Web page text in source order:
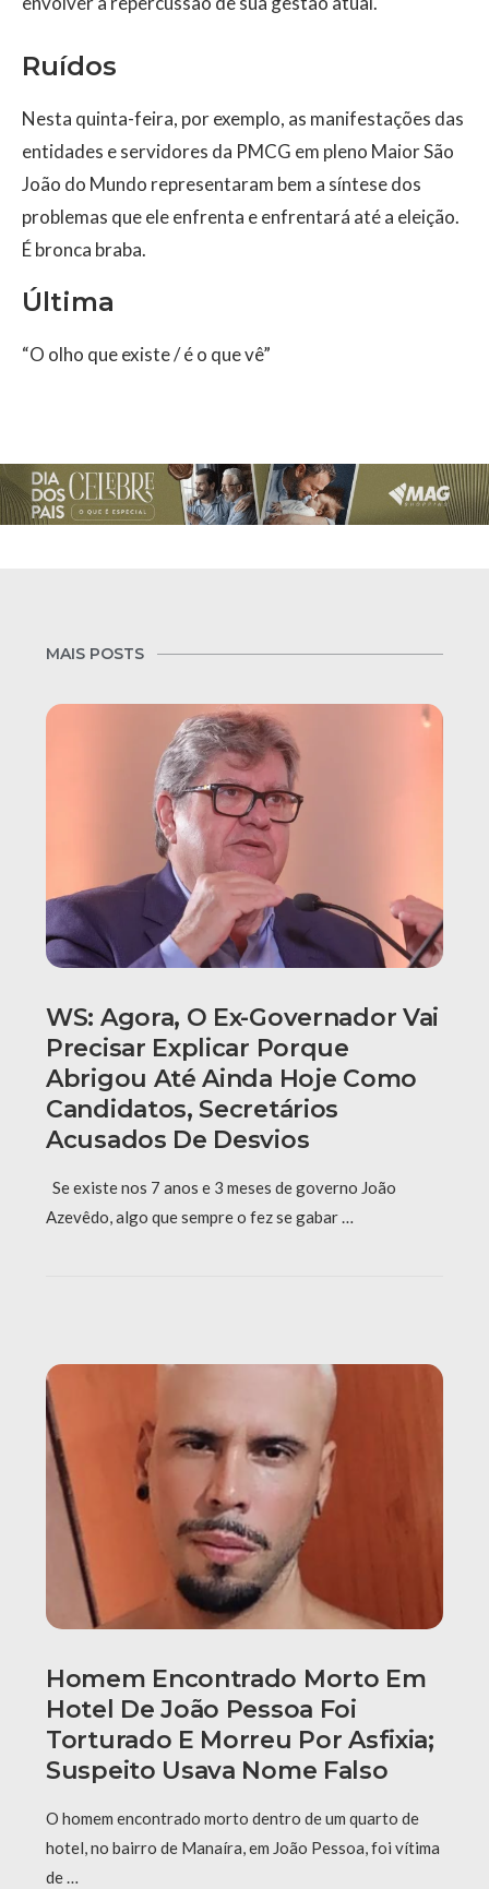
Ruídos
Nesta quinta-feira, por exemplo, as manifestações das
entidades e servidores da PMCG em pleno Maior São
João do Mundo representaram bem a síntese dos
problemas que ele enfrenta e enfrentará até a eleição.
É bronca braba.
Última
“O olho que existe / é o que vê”
MAIS POSTS
WS: Agora, O Ex-Governador Vai
Precisar Explicar Porque
Abrigou Até Ainda Hoje Como
Candidatos, Secretários
Acusados De Desvios
Se existe nos 7 anos e 3 meses de governo João
Azevêdo, algo que sempre o fez se gabar …
Homem Encontrado Morto Em
Hotel De João Pessoa Foi
Torturado E Morreu Por Asfixia;
Suspeito Usava Nome Falso
O homem encontrado morto dentro de um quarto de
hotel, no bairro de Manaíra, em João Pessoa, foi vítima
de …